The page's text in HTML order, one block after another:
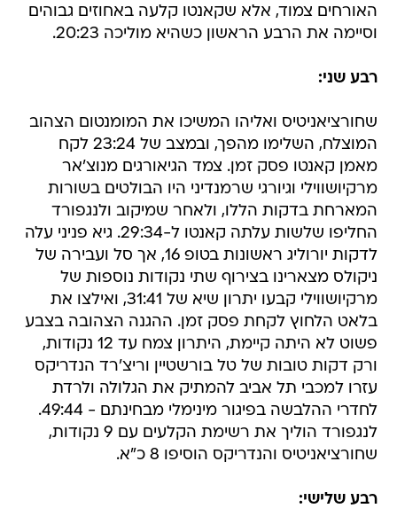
האורחים צמוד, אלא שקאנטו קלעה באחוזים גבוהים
וסיימה את הרבע הראשון כשהיא מוליכה 20:23.
רבע שני:
שחורציאניטיס ואליהו המשיכו את המומנטום הצהוב
המוצלח, השלימו מהפך, ובמצב של 23:24 לקח
מאמן קאנטו פסק זמן. צמד הגיאורגים מנוצ'אר
מרקיושווילי וגיורגי שרמנדיני היו הבולטים בשורות
המארחת בדקות הללו, ולאחר שמיקוב ולנגפורד
החליפו שלשות עלתה קאנטו ל-29:34. גיא פניני עלה
לדקות יורוליג ראשונות בטופ 16, אך סל ועבירה של
ניקולס מצארינו בצירוף שתי נקודות נוספות של
מרקיושווילי קבעו יתרון שיא של 31:41, ואילצו את
בלאט הלחוץ לקחת פסק זמן. ההגנה הצהובה בצבע
פשוט לא היתה קיימת, היתרון צמח עד 12 נקודות,
ורק דקות טובות של טל בורשטיין וריצ'רד הנדריקס
עזרו למכבי תל אביב להמתיק את הגלולה ולרדת
לחדרי ההלבשה בפיגור מינימלי מבחינתם - 49:44.
לנגפורד הוליך את רשימת הקלעים עם 9 נקודות,
שחורציאניטיס והנדריקס הוסיפו 8 כ"א.
רבע שלישי: